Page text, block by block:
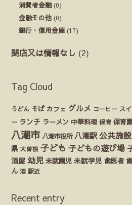
消費者金融(0)
金融その他 (0)
銀行・信用金庫 (17)
閉店又は情報なし (2)
Tag Cloud
うどん そば カフェ グルメ コーヒー ス
ー ランチ ラーメン 中華料理 保育 保育
八潮市 八潮市役所 八潮駅 公共施設
県 大曽根 子ども 子どもの遊び場
酒屋 幼児 未就園児 未就学児 歯医者
ん 酒 駅近
Recent entry